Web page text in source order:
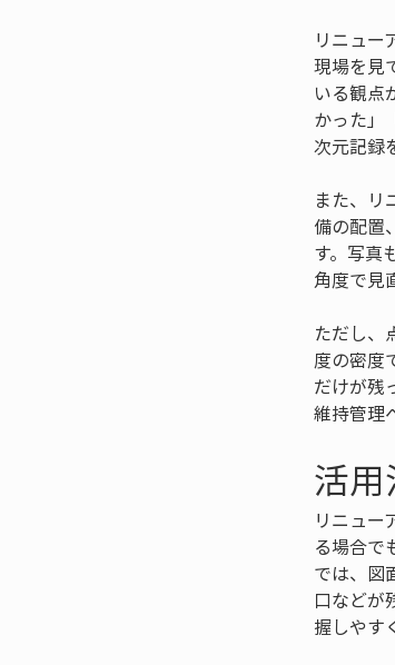
リニュー
現場を見
いる観点
かった」
次元記録
また、リ
備の配置
す。写真
角度で見
ただし、
度の密度
だけが残
維持管理
活
リニュー
る場合で
では、図
口などが
握しやす